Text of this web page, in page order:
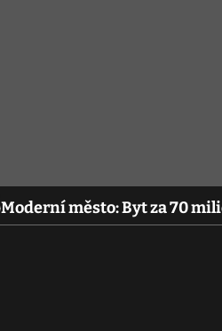
Moderní město: Byt za 70